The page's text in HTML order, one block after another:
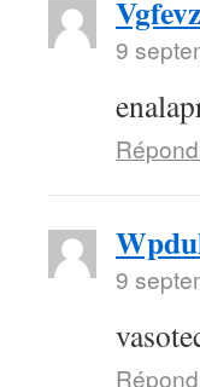
Vgfevz
9
9